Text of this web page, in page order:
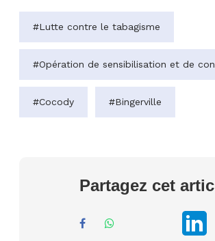
#Lutte contre le tabagisme
#Opération de sensibilisation et de
#Cocody #Bingerville
Partagez cet